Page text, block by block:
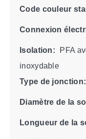
Code couleur
Connexion
Isolation:
PFA
inoxydable
Type de jonction:
Diamètre de la
Longueur de la